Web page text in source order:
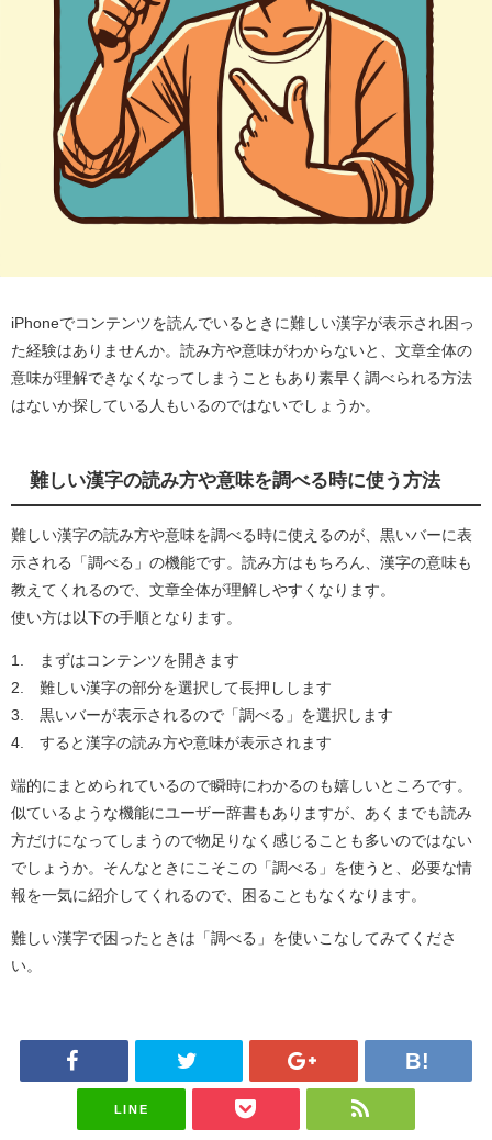
iPhoneでコンテンツを読んでいるときに難しい漢字が表示され困っ
た経験はありませんか。読み方や意味がわからないと、文章全体の
意味が理解できなくなってしまうこともあり素早く調べられる方法
はないか探している人もいるのではないでしょうか。
難しい漢字の読み方や意味を調べる時に使う方法
難しい漢字の読み方や意味を調べる時に使えるのが、黒いバーに表
示される「調べる」の機能です。読み方はもちろん、漢字の意味も
教えてくれるので、文章全体が理解しやすくなります。
使い方は以下の手順となります。
1. まずはコンテンツを開きます
2. 難しい漢字の部分を選択して長押しします
3. 黒いバーが表示されるので「調べる」を選択します
4. すると漢字の読み方や意味が表示されます
端的にまとめられているので瞬時にわかるのも嬉しいところです。
似ているような機能にユーザー辞書もありますが、あくまでも読み
方だけになってしまうので物足りなく感じることも多いのではない
でしょうか。そんなときにこそこの「調べる」を使うと、必要な情
報を一気に紹介してくれるので、困ることもなくなります。
難しい漢字で困ったときは「調べる」を使いこなしてみてくださ
い。
LINE